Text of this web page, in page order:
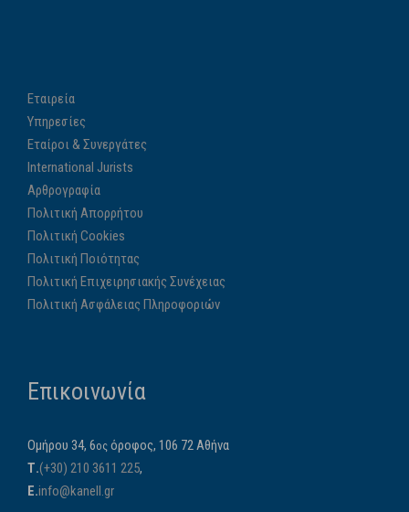
Εταιρεία
Υπηρεσίες
Εταίροι & Συνεργάτες
International Jurists
Αρθρογραφία
Πολιτική Απορρήτου
Πολιτική Cookies
Πολιτική Ποιότητας
Πολιτική Επιχειρησιακής Συνέχειας
Πολιτική Ασφάλειας Πληροφοριών
Επικοινωνία
Ομήρου 34, 6ος όροφος, 106 72 Αθήνα
Τ.(+30) 210 3611 225,
E.info@kanell.gr